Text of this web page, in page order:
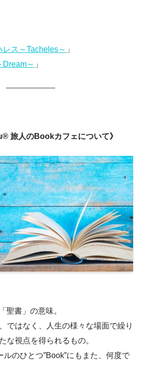
レス～Tacheles～ 」
Dream～ 」
旅人のBookカフェについて》
聖書」の意味。
ではなく、人生の様々な場面で繰り
な視点を得られるもの。
のひとつ”Book”にもまた、何度で